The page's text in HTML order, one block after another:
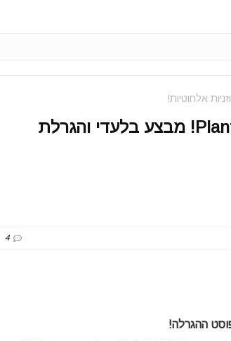
שומעים טוב? שומעים Plantronics! מבצע בלעדי והגרלת
4